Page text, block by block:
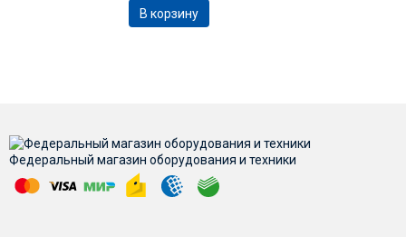
В корзину
Федеральный магазин оборудования и техники